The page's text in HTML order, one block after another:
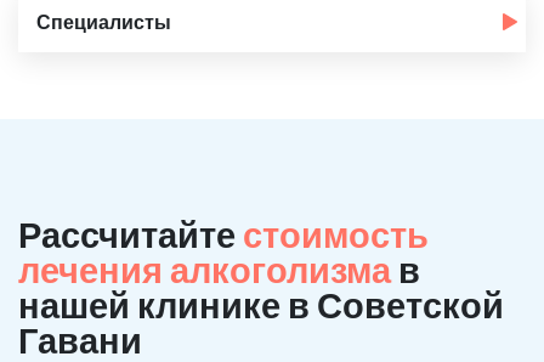
Специалисты
Рассчитайте стоимость
лечения алкоголизма в
нашей клинике в Советской
Гавани